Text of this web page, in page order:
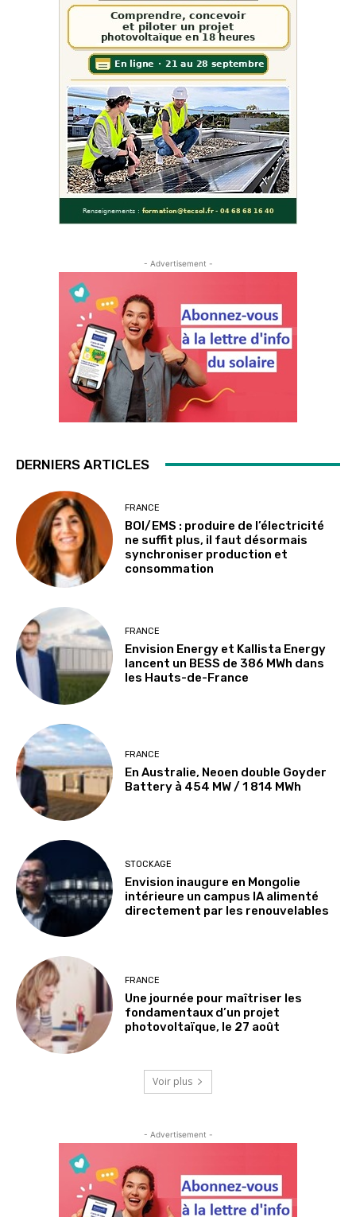
- Advertisement -
DERNIERS ARTICLES
FRANCE
BOI/EMS : produire de l’électricité
ne suffit plus, il faut désormais
synchroniser production et
consommation
FRANCE
Envision Energy et Kallista Energy
lancent un BESS de 386 MWh dans
les Hauts-de-France
FRANCE
En Australie, Neoen double Goyder
Battery à 454 MW / 1 814 MWh
STOCKAGE
Envision inaugure en Mongolie
intérieure un campus IA alimenté
directement par les renouvelables
FRANCE
Une journée pour maîtriser les
fondamentaux d’un projet
photovoltaïque, le 27 août
Voir plus
- Advertisement -